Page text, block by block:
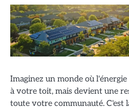
Imaginez un monde où
à votre toit, mais devient une
toute votre communauté. C'est